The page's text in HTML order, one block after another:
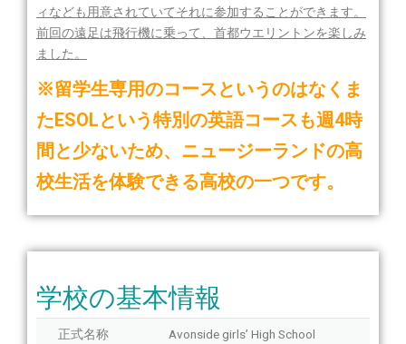
ィなども用意されていてそれに参加することができます。
前回の遠足は飛行機に乗って、首都ウエリントンを楽しみ
ました。
※留学生専用のコースというのはなくま
たESOLという特別の英語コースも週4時
間と少ないため、ニュージーランドの高
校生活を体験できる高校の一つです。
学校の基本情報
正式名称 Avonside girls’ High School